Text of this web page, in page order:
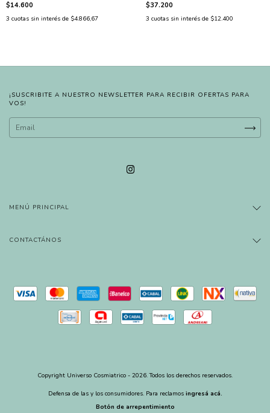
$14.600
3 cuotas sin interés de $4.866,67
$37.200
3 cuotas sin interés de $12.400
¡SUSCRIBITE A NUESTRO NEWSLETTER PARA RECIBIR OFERTAS PARA
VOS!
MENÚ PRINCIPAL
CONTACTÁNOS
Copyright Universo Cosmiatrico - 2026. Todos los derechos reservados.
Defensa de las y los consumidores. Para reclamos ingresá acá.
Botón de arrepentimiento